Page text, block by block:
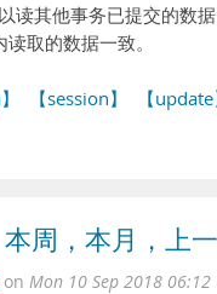
读其他事务已提交的数
取的数据一致。
【session】 【update
周，本月，上
on Mon 10 Sep 2018 06:12